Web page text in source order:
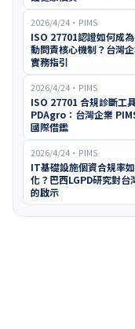
2026/4/24 ・ PIMS
ISO 27701認證如何成
動問責核心機制？台灣
實務指引
2026/4/24 ・ PIMS
ISO 27701 合規診斷工
PDAgro：台灣企業
國際借鑑
2026/4/24 ・ PIMS
IT基礎設施個資合規率
化？巴西LGPD研究對台
的啟示